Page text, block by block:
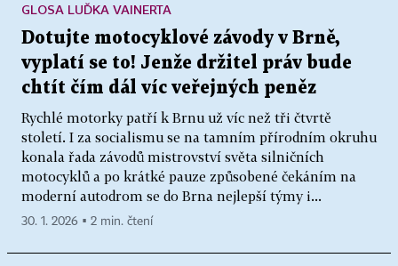
Dotujte motocyklové závody v Brně,
vyplatí se to! Jenže držitel práv bude
chtít čím dál víc veřejných peněz
Rychlé motorky patří k Brnu už víc než tři čtvrtě
století. I za socialismu se na tamním přírodním okruhu
konala řada závodů mistrovství světa silničních
motocyklů a po krátké pauze způsobené čekáním na
moderní autodrom se do Brna nejlepší týmy i...
GLOSA LUĎKA VAINERTA
30. 1. 2026 ▪ 2 min. čtení